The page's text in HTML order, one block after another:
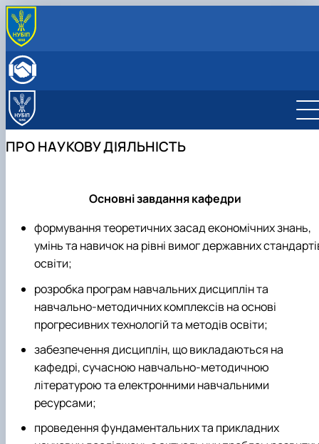
Навчально-наукова лабораторія
програми та ЕНК
Аспіранти кафедри
МІЖНАРОДНА ДІЯЛЬНІСТЬ
СТУДЕНТСЬКИЙ ГУРТОК
МІЖНАРОДНІ НАУКОВО-ПРАКТИЧНІ КОНФЕРЕНЦІЇ
ПРО НАУКОВУ ДІЯЛЬНІСТЬ
Основні завдання кафедри
формування теоретичних засад економічних знань,
умінь та навичок на рівні вимог державних
освіти;
розробка програм навчальних дисциплін та
навчально-методичних комплексів на основі
прогресивних технологій та методів освіти;
забезпечення дисциплін, що викладаються на
кафедрі, сучасною навчально-методичною
літературою та електронними навчальними
ресурсами;
проведення фундаментальних та прикладних